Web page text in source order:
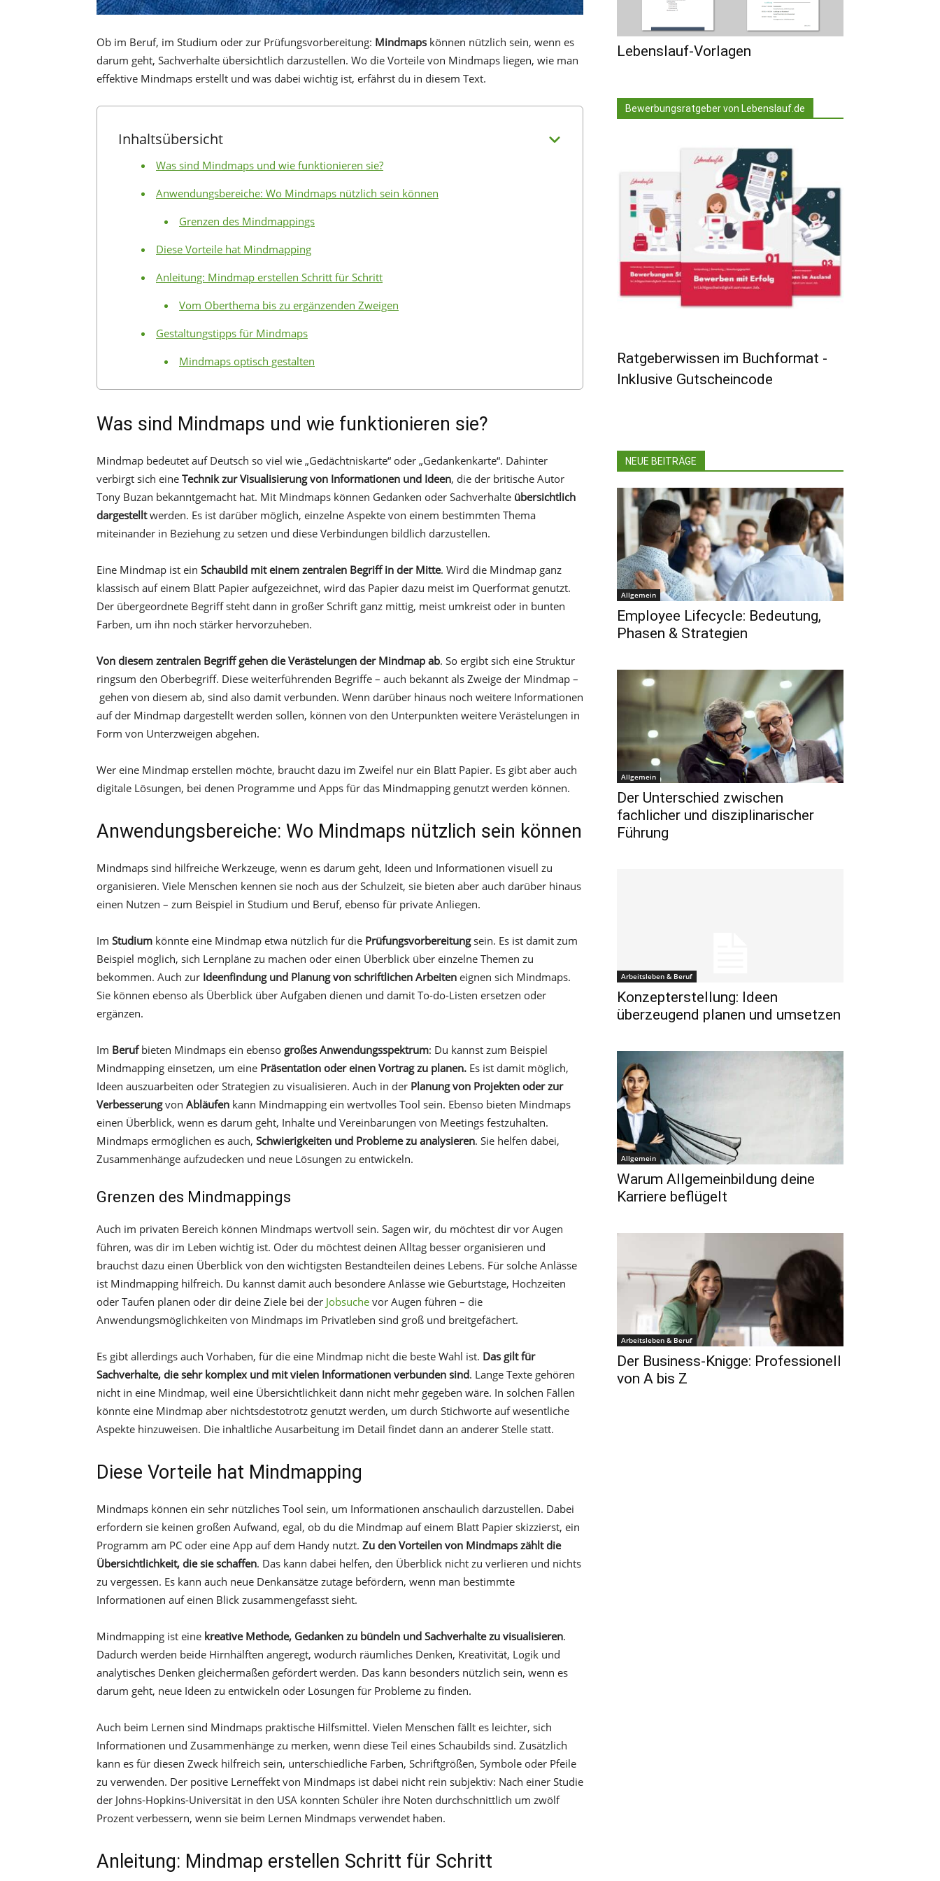
Ob im Beruf, im Studium oder zur Prüfungsvorbereitung: Mindmaps können nützlich sein, wenn es
darum geht, Sachverhalte übersichtlich darzustellen. Wo die Vorteile von Mindmaps liegen, wie man
effektive Mindmaps erstellt und was dabei wichtig ist, erfährst du in diesem Text.
Inhaltsübersicht
Was sind Mindmaps und wie funktionieren sie?
Anwendungsbereiche: Wo Mindmaps nützlich sein können
Grenzen des Mindmappings
Diese Vorteile hat Mindmapping
Anleitung: Mindmap erstellen Schritt für Schritt
Vom Oberthema bis zu ergänzenden Zweigen
Gestaltungstipps für Mindmaps
Mindmaps optisch gestalten
Was sind Mindmaps und wie funktionieren sie?
Mindmap bedeutet auf Deutsch so viel wie „Gedächtniskarte“ oder „Gedankenkarte“. Dahinter
verbirgt sich eine Technik zur Visualisierung von Informationen und Ideen, die der britische Autor
Tony Buzan bekanntgemacht hat. Mit Mindmaps können Gedanken oder Sachverhalte übersichtlich
dargestelltwerden. Es ist darüber möglich, einzelne Aspekte von einem bestimmten Thema
miteinander in Beziehung zu setzen und diese Verbindungen bildlich darzustellen.
Eine Mindmap ist ein Schaubild mit einem zentralen Begriff in der Mitte. Wird die Mindmap ganz
klassisch auf einem Blatt Papier aufgezeichnet, wird das Papier dazu meist im Querformat genutzt.
Der übergeordnete Begriff steht dann in großer Schrift ganz mittig, meist umkreist oder in bunten
Farben, um ihn noch stärker hervorzuheben.
Von diesem zentralen Begriff gehen die Verästelungen der Mindmap ab. So ergibt sich eine Struktur
ringsum den Oberbegriff. Diese weiterführenden Begriffe – auch bekannt als Zweige der Mindmap –
gehen von diesem ab, sind also damit verbunden. Wenn darüber hinaus noch weitere Informationen
auf der Mindmap dargestellt werden sollen, können von den Unterpunkten weitere Verästelungen in
Form von Unterzweigen abgehen.
Wer eine Mindmap erstellen möchte, braucht dazu im Zweifel nur ein Blatt Papier. Es gibt aber auch
digitale Lösungen, bei denen Programme und Apps für das Mindmapping genutzt werden können.
Anwendungsbereiche: Wo Mindmaps nützlich sein können
Mindmaps sind hilfreiche Werkzeuge, wenn es darum geht, Ideen und Informationen visuell zu
organisieren. Viele Menschen kennen sie noch aus der Schulzeit, sie bieten aber auch darüber hinaus
einen Nutzen – zum Beispiel in Studium und Beruf, ebenso für private Anliegen.
Im Studium könnte eine Mindmap etwa nützlich für die Prüfungsvorbereitungsein. Es ist damit zum
Beispiel möglich, sich Lernpläne zu machen oder einen Überblick über einzelne Themen zu
bekommen. Auch zur Ideenfindung und Planung von schriftlichen Arbeiten eignen sich Mindmaps.
Sie können ebenso als Überblick über Aufgaben dienen und damit To-do-Listen ersetzen oder
ergänzen.
Im Berufbieten Mindmaps ein ebenso großes Anwendungsspektrum: Du kannst zum Beispiel
Mindmapping einsetzen, um eine Präsentation oder einen Vortrag zu planen. Es ist damit möglich,
Ideen auszuarbeiten oder Strategien zu visualisieren. Auch in der Planung von Projekten oder zur
Verbesserungvon Abläufen kann Mindmapping ein wertvolles Tool sein. Ebenso bieten Mindmaps
einen Überblick, wenn es darum geht, Inhalte und Vereinbarungen von Meetings festzuhalten.
Mindmaps ermöglichen es auch, Schwierigkeiten und Probleme zu analysieren. Sie helfen dabei,
Zusammenhänge aufzudecken und neue Lösungen zu entwickeln.
Grenzen des Mindmappings
Auch im privaten Bereich können Mindmaps wertvoll sein. Sagen wir, du möchtest dir vor Augen
führen, was dir im Leben wichtig ist. Oder du möchtest deinen Alltag besser organisieren und
brauchst dazu einen Überblick von den wichtigsten Bestandteilen deines Lebens. Für solche Anlässe
ist Mindmapping hilfreich. Du kannst damit auch besondere Anlässe wie Geburtstage, Hochzeiten
oder Taufen planen oder dir deine Ziele bei der Jobsuche vor Augen führen – die
Anwendungsmöglichkeiten von Mindmaps im Privatleben sind groß und breitgefächert.
Es gibt allerdings auch Vorhaben, für die eine Mindmap nicht die beste Wahl ist. Das gilt für
Sachverhalte, die sehr komplex und mit vielen Informationen verbunden sind. Lange Texte gehören
nicht in eine Mindmap, weil eine Übersichtlichkeit dann nicht mehr gegeben wäre. In solchen Fällen
könnte eine Mindmap aber nichtsdestotrotz genutzt werden, um durch Stichworte auf wesentliche
Aspekte hinzuweisen. Die inhaltliche Ausarbeitung im Detail findet dann an anderer Stelle statt.
Diese Vorteile hat Mindmapping
Mindmaps können ein sehr nützliches Tool sein, um Informationen anschaulich darzustellen. Dabei
erfordern sie keinen großen Aufwand, egal, ob du die Mindmap auf einem Blatt Papier skizzierst, ein
Programm am PC oder eine App auf dem Handy nutzt. Zu den Vorteilen von Mindmaps zählt die
Übersichtlichkeit, die sie schaffen. Das kann dabei helfen, den Überblick nicht zu verlieren und nichts
zu vergessen. Es kann auch neue Denkansätze zutage befördern, wenn man bestimmte
Informationen auf einen Blick zusammengefasst sieht.
Mindmapping ist eine kreative Methode, Gedanken zu bündeln und Sachverhalte zu visualisieren.
Dadurch werden beide Hirnhälften angeregt, wodurch räumliches Denken, Kreativität, Logik und
analytisches Denken gleichermaßen gefördert werden. Das kann besonders nützlich sein, wenn es
darum geht, neue Ideen zu entwickeln oder Lösungen für Probleme zu finden.
Auch beim Lernen sind Mindmaps praktische Hilfsmittel. Vielen Menschen fällt es leichter, sich
Informationen und Zusammenhänge zu merken, wenn diese Teil eines Schaubilds sind. Zusätzlich
kann es für diesen Zweck hilfreich sein, unterschiedliche Farben, Schriftgrößen, Symbole oder Pfeile
zu verwenden. Der positive Lerneffekt von Mindmaps ist dabei nicht rein subjektiv: Nach einer Studie
der Johns-Hopkins-Universität in den USA konnten Schüler ihre Noten durchschnittlich um zwölf
Prozent verbessern, wenn sie beim Lernen Mindmaps verwendet haben.
Anleitung: Mindmap erstellen Schritt für Schritt
Lebenslauf-Vorlagen
Bewerbungsratgeber von Lebenslauf.de
Ratgeberwissen im Buchformat -
Inklusive Gutscheincode
NEUE BEITRÄGE
Allgemein
Employee Lifecycle: Bedeutung,
Phasen & Strategien
Allgemein
Der Unterschied zwischen
fachlicher und disziplinarischer
Führung
Arbeitsleben & Beruf
Konzepterstellung: Ideen
überzeugend planen und umsetzen
Allgemein
Warum Allgemeinbildung deine
Karriere beflügelt
Arbeitsleben & Beruf
Der Business-Knigge: Professionell
von A bis Z